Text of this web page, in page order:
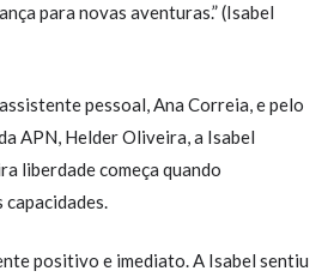
para novas aventuras.” (Isabel
pessoal, Ana Correia, e pelo
APN, Helder Oliveira, a Isabel
liberdade começa quando
positivo e imediato. A Isabel sentiu